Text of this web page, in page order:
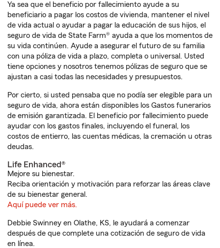
Ya sea que el beneficio por fallecimiento ayude a su
beneficiario a pagar los costos de vivienda, mantener el nivel
de vida actual o ayudar a pagar la educación de sus hijos, el
seguro de vida de State Farm® ayuda a que los momentos de
su vida continúen. Ayude a asegurar el futuro de su familia
con una póliza de vida a plazo, completa o universal. Usted
tiene opciones y nosotros tenemos pólizas de seguro que se
ajustan a casi todas las necesidades y presupuestos.
Por cierto, si usted pensaba que no podía ser elegible para un
seguro de vida, ahora están disponibles los Gastos funerarios
de emisión garantizada. El beneficio por fallecimiento puede
ayudar con los gastos finales, incluyendo el funeral, los
costos de entierro, las cuentas médicas, la cremación u otras
deudas.
Life Enhanced®
Mejore su bienestar.
Reciba orientación y motivación para reforzar las áreas clave
de su bienestar general.
Aquí puede ver más.
Debbie Swinney en Olathe, KS, le ayudará a comenzar
después de que complete una cotización de seguro de vida
en línea.